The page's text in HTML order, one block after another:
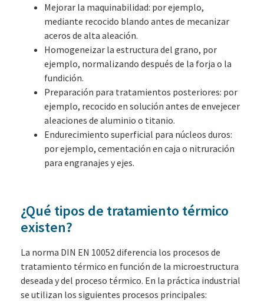
Mejorar la maquinabilidad: por ejemplo,
mediante recocido blando antes de mecanizar
aceros de alta aleación.
Homogeneizar la estructura del grano, por
ejemplo, normalizando después de la forja o la
fundición.
Preparación para tratamientos posteriores: por
ejemplo, recocido en solución antes de envejecer
aleaciones de aluminio o titanio.
Endurecimiento superficial para núcleos duros:
por ejemplo, cementación en caja o nitruración
para engranajes y ejes.
¿Qué tipos de tratamiento térmico
existen?
La norma DIN EN 10052 diferencia los procesos de
tratamiento térmico en función de la microestructura
deseada y del proceso térmico. En la práctica industrial
se utilizan los siguientes procesos principales: